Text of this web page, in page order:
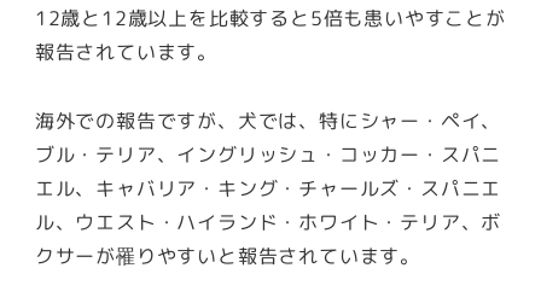
12歳と12歳以上を比較すると5倍も患いやすことが
報告されています。
海外での報告ですが、犬では、特にシャー・ペイ、
ブル・テリア、イングリッシュ・コッカー・スパニ
エル、キャバリア・キング・チャールズ・スパニエ
ル、ウエスト・ハイランド・ホワイト・テリア、ボ
クサーが罹りやすいと報告されています。